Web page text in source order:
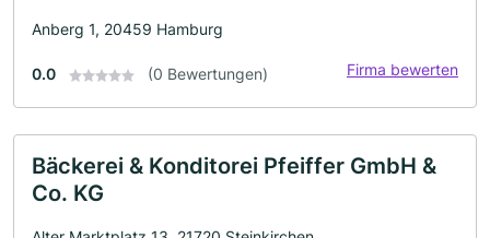
Anberg 1, 20459 Hamburg
0.0 (0 Bewertungen) Firma bewerten
Bäckerei & Konditorei Pfeiffer GmbH &
Co. KG